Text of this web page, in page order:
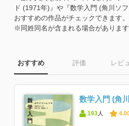
ド (1971年)』や『数学入門 (角川ソ
おすすめの作品がチェックできます。
※同姓同名が含まれる場合があります
おすすめ 評価 レビ
数学入門 (角
193人